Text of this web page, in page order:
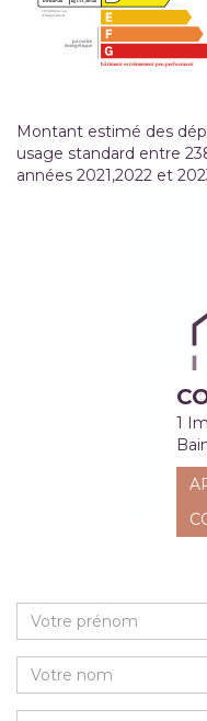
Montant estimé des
usage standard entre
années 2021,2022 et
1